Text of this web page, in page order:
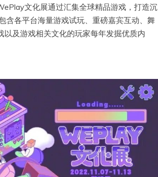
文化展通过汇集全球精品游戏，打造沉
含各平台海量游戏试玩、重磅嘉宾互动、舞
及游戏相关文化的玩家每年发掘优质内